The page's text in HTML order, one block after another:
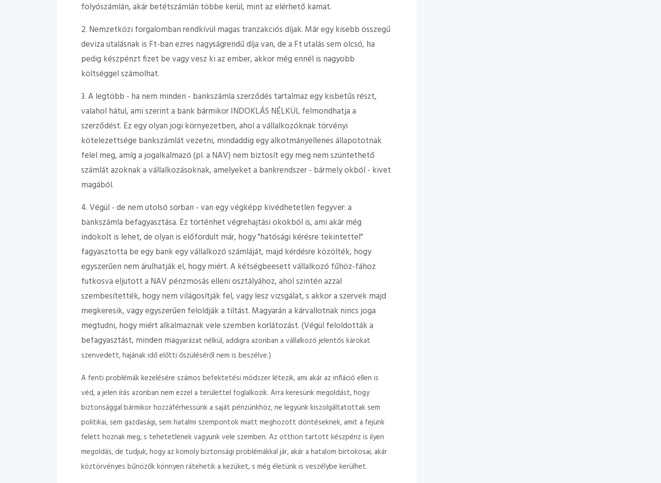
folyószámlán, akár betétszámlán többe kerül, mint az elérhető kamat.
2. Nemzetközi forgalomban rendkívül magas tranzakciós díjak. Már egy kisebb összegű
deviza utalásnak is Ft-ban ezres nagyságrendű díja van, de a Ft utalás sem olcsó, ha
pedig készpénzt fizet be vagy vesz ki az ember, akkor még ennél is nagyobb
költséggel számolhat.
3. A legtöbb - ha nem minden - bankszámla szerződés tartalmaz egy kisbetűs részt,
valahol hátul, ami szerint a bank bármikor INDOKLÁS NÉLKÜL felmondhatja a
szerződést. Ez egy olyan jogi környezetben, ahol a vállalkozóknak törvényi
kötelezettsége bankszámlát vezetni, mindaddig egy alkotmányellenes állapototnak
felel meg, amíg a jogalkalmazó (pl. a NAV) nem biztosít egy meg nem szüntethető
számlát azoknak a vállalkozásoknak, amelyeket a bankrendszer - bármely okból - kivet
magából.
4. Végül - de nem utolsó sorban - van egy végképp kivédhetetlen fegyver: a
bankszámla befagyasztása. Ez történhet végrehajtási okokból is, ami akár még
indokolt is lehet, de olyan is előfordult már, hogy "hatósági kérésre tekintettel"
fagyasztotta be egy bank egy vállalkozó számláját, majd kérdésre közölték, hogy
egyszerűen nem árulhatják el, hogy miért. A kétségbeesett vállalkozó fűhöz-fához
futkosva eljutott a NAV pénzmosás elleni osztályához, ahol szintén azzal
szembesítették, hogy nem világosítják fel, vagy lesz vizsgálat, s akkor a szervek majd
megkeresik, vagy egyszerűen feloldják a tiltást. Magyarán a kárvallotnak nincs joga
megtudni, hogy miért alkalmaznak vele szemben korlátozást. (Végül feloldották a
befagyasztást, minden magyarázat nélkül, addigra azonban a vállalkozó jelentős károkat
szenvedett, hajának idő előtti őszüléséről nem is beszélve.)
A fenti problémák kezelésére számos befektetési módszer létezik, ami akár az infláció ellen is
véd, a jelen írás azonban nem ezzel a területtel foglalkozik. Arra keresünk megoldást, hogy
biztonsággal bármikor hozzáférhessünk a saját pénzünkhöz, ne legyünk kiszolgáltatottak sem
politikai, sem gazdasági, sem hatalmi szempontok miatt meghozott döntéseknek, amit a fejünk
felett hoznak meg, s tehetetlenek vagyunk vele szemben. Az otthon tartott készpénz is ilyen
megoldás, de tudjuk, hogy az komoly biztonsági problémákkal jár, akár a hatalom birtokosai, akár
köztörvényes bűnözők könnyen rátehetik a kezüket, s még életünk is veszélybe kerülhet.